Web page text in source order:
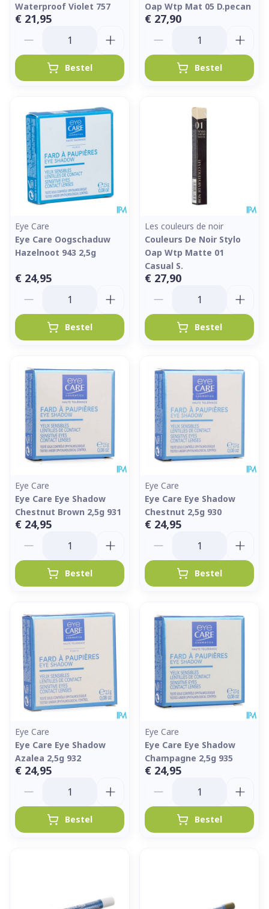
Waterproof Violet 757
€ 21,95
Bestel
Oap Wtp Mat 05 D.pecan
€ 27,90
Bestel
Eye Care
Eye Care Oogschaduw
Hazelnoot 943 2,5g
€ 24,95
Bestel
Les couleurs de noir
Couleurs De Noir Stylo
Oap Wtp Matte 01
Casual S.
€ 27,90
Bestel
Eye Care
Eye Care Eye Shadow
Chestnut Brown 2,5g 931
€ 24,95
Bestel
Eye Care
Eye Care Eye Shadow
Chestnut 2,5g 930
€ 24,95
Bestel
Eye Care
Eye Care Eye Shadow
Azalea 2,5g 932
€ 24,95
Bestel
Eye Care
Eye Care Eye Shadow
Champagne 2,5g 935
€ 24,95
Bestel